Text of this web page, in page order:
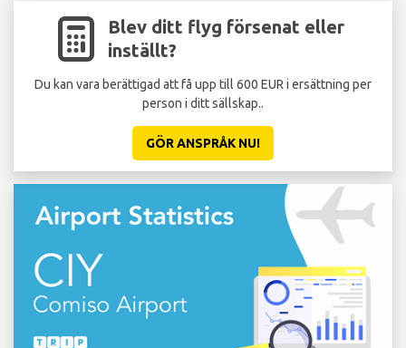
Blev ditt flyg försenat eller
inställt?
Du kan vara berättigad att få upp till 600 EUR i ersättning per
person i ditt sällskap..
GÖR ANSPRÅK NU!